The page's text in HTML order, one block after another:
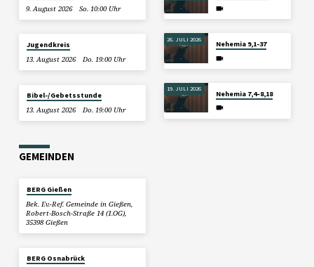
9. August 2026
So. 10:00 Uhr
Jugendkreis
13. August 2026
Do. 19:00 Uhr
Bibel-/Gebetsstunde
13. August 2026
Do. 19:00 Uhr
26. JULI 2026
Nehemia 9,1-37
19. JULI 2026
Nehemia 7,4–8,18
GEMEINDEN
BERG Gießen
Bek. Ev.-Ref. Gemeinde in Gießen,
Robert-Bosch-Straße 14 (1.OG),
35398 Gießen
BERG Osnabrück